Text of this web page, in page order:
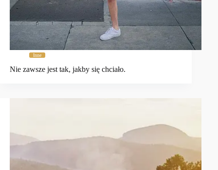
Inne
Nie zawsze jest tak, jakby się chciało.